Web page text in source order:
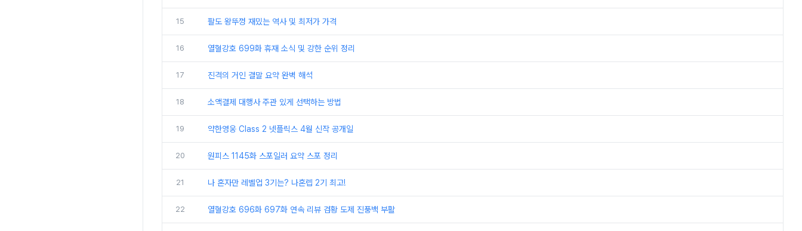
15 팔도 왕뚜껑 재밌는 역사 및 최저가 가격
16 열혈강호 699화 휴재 소식 및 강한 순위 정리
17 진격의 거인 결말 요약 완벽 해석
18 소액결제 대행사 주관 있게 선택하는 방법
19 약한영웅 Class 2 넷플릭스 4월 신작 공개일
20 원피스 1145화 스포일러 요약 스포 정리
21 나 혼자만 레벨업 3기는? 나혼렙 2기 최고!
22 열혈강호 696화 697화 연속 리뷰 검황 도제 진풍백 부활